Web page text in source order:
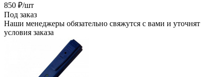
850 ₽/шт
Под заказ
Наши менеджеры обязательно свяжутся с вами и уточнят
условия заказа